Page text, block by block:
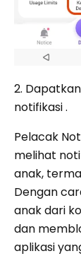
2.
notifikasi .
Pelacak
melihat
anak,
Dengan
anak dari
dan
aplikasi